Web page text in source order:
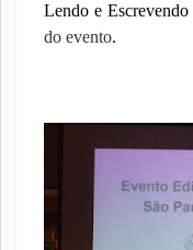
Lendo e Escrevendo
do evento.